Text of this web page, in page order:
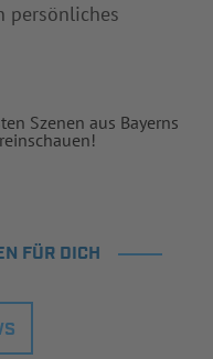
persönliches
Szenen aus Bayerns
FÜR DICH